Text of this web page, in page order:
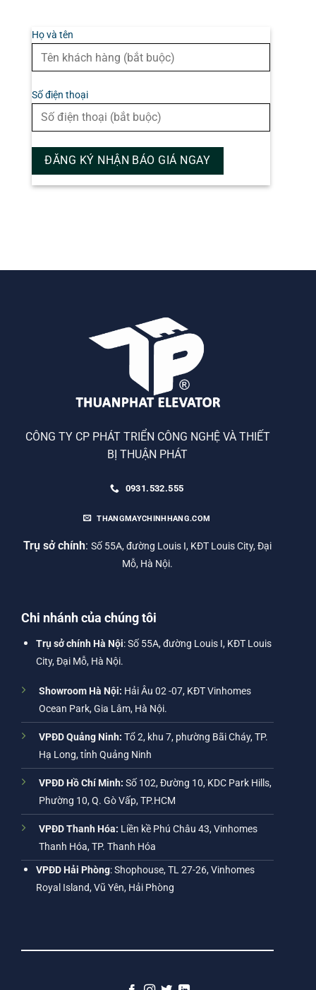
Họ và tên
Số điện thoại
CÔNG TY CP PHÁT TRIỂN CÔNG NGHỆ VÀ THIẾT
BỊ THUẬN PHÁT
0931.532.555
THANGMAYCHINHHANG.COM
Trụ sở chính: Số 55A, đường Louis I, KĐT Louis City, Đại
Mỗ, Hà Nội.
Chi nhánh của chúng tôi
Trụ sở chính Hà Nội: Số 55A, đường Louis I, KĐT Louis
City, Đại Mỗ, Hà Nội.
Showroom Hà Nội: Hải Âu 02 -07, KĐT Vinhomes
Ocean Park, Gia Lâm, Hà Nội.
VPĐD Quảng Ninh: Tổ 2, khu 7, phường Bãi Cháy, TP.
Hạ Long, tỉnh Quảng Ninh
VPĐD Hồ Chí Minh: Số 102, Đường 10, KDC Park Hills,
Phường 10, Q. Gò Vấp, TP.HCM
VPĐD Thanh Hóa: Liền kề Phú Châu 43, Vinhomes
Thanh Hóa, TP. Thanh Hóa
VPĐD Hải Phòng: Shophouse, TL 27-26, Vinhomes
Royal Island, Vũ Yên, Hải Phòng